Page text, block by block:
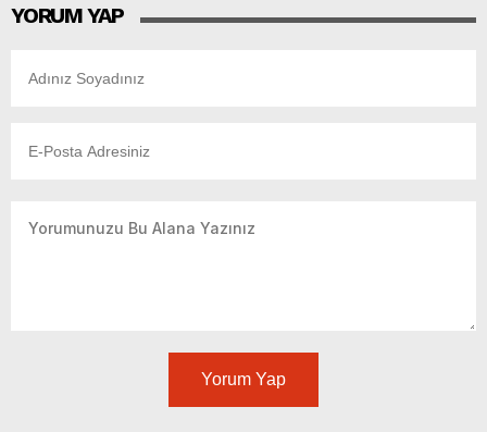
YORUM YAP
Yorum Yap